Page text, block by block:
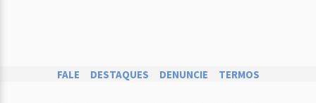
FALE DESTAQUES DENUNCIE TERMOS